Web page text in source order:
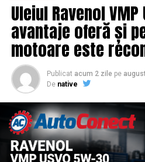
Uleiul Ravenol VMP
avantaje oferă și
motoare este
Publicat acum 2 zile pe
De native